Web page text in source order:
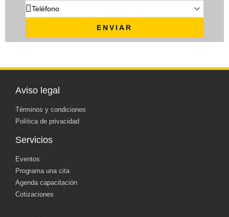
ENVIAR
Aviso legal
Términos y condiciones
Política de privacidad
Servicios
Eventos
Programa una cita
Agenda capacitación
Cotizaciones